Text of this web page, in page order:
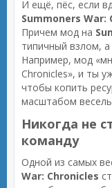
И ещё, пёс, если
Summoners War:
Причем мод на
типичный взлом,
Например, мод
Chronicles», и ты
чтобы копить
масштабом
Никогда не
команду
Одной из самых
War: Chronicles